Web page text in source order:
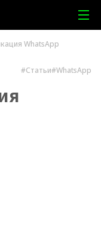
WhatsApp
#Статьи#WhatsApp